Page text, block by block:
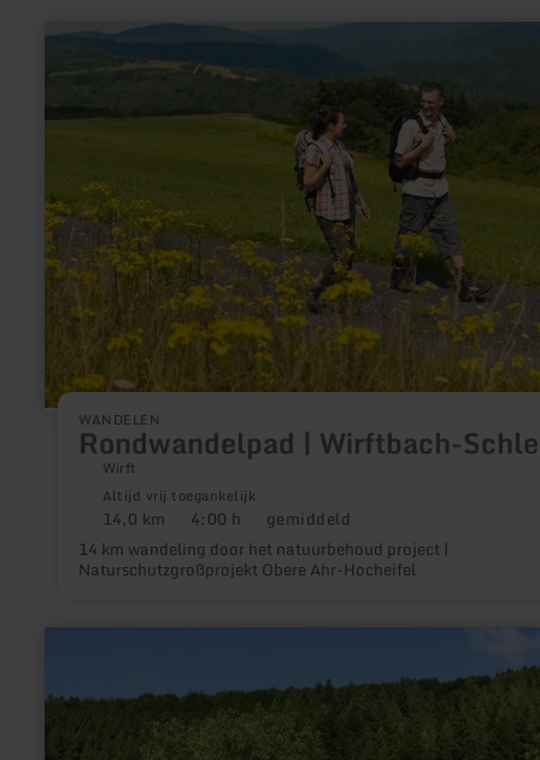
WANDELEN
Rondwandelpad | Wirftbach-
Wirft
Altijd vrij toegankelijk
Afstand:
14,0 km Duur:
4:00 h Moeilijkheidsgraad:
gemiddeld
14 km wandeling door het natuurbehoud project |
Naturschutzgroßprojekt Obere Ahr-Hocheifel
Wirftbach-
HeimatSpur